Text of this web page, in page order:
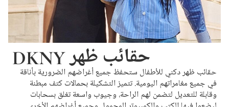
DKNY حقائب ظهر
حقائب ظهر دكني للأطفال ستحفظ جميع أغراضهم الضرورية بأناقة
في جميع مغامراتهم اليومية. تتميز التشكيلة بحمالات كتف مبطنة
وقابلة للتعديل لتضمن لهم الراحة، وجيوب واسعة تغلق بسحابات